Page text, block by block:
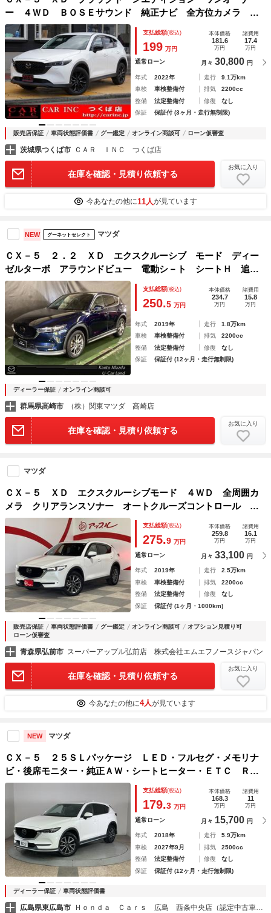
ー ４ＷＤ ＢＯＳＥサウンド 純正ナビ 全方位カメラ フ
リップダウンモニター 衝突軽減ブレーキ レーンアシスト
クリアランスソナー ブラインドスポットモニター シートヒ
ータ パワーバックドア
支払総額(税込)
199 万円
本体価格
181.6
万円
諸費用
17.4
万円
通常ローン 月々 30,800 円
年式 2022年 走行
9.1万km
車検
車検整備付 排気
2200cc
整備
法定整備付 修復
なし
保証
保証付 (3ヶ月・走行無制限)
販売店保証 車両状態評価書 グー鑑定 オンライン商談可 ローン仮審査
茨城県つくば市 ＣＡＲ ＩＮＣ つくば店
在庫を確認・見積り依頼する
お気に入り
今あなたの他に11人が見ています
NEW グーネットセレクト マツダ
ＣＸ－５ ２．２ ＸＤ エクスクルーシブ モード ディー
ゼルターボ アラウンドビュー 電動シ－ト シートＨ 追従
型クルコン クリアランスソナー １オーナー フルセグＴ
Ｖ レーンアシスト ＤＶＤ再生 Ｂｌｕｅｔｏｏｔｈ ＬＥ
Ｄ 本革シート 盗難防止装置 キーレス 記録簿
支払総額(税込)
250.5 万円
本体価格
234.7
万円
諸費用
15.8
万円
年式 2019年 走行
1.8万km
車検
車検整備付 排気
2200cc
整備
法定整備付 修復
なし
保証
保証付 (12ヶ月・走行無制限)
ディーラー保証 オンライン商談可
群馬県高崎市 （株）関東マツダ 高崎店
在庫を確認・見積り依頼する
お気に入り
マツダ
ＣＸ－５ ＸＤ エクスクルーシブモード ４ＷＤ 全周囲カ
メラ クリアランスソナー オートクルーズコントロール レ
ーンアシスト パワーシート 衝突被害軽減システム ＴＶ
オートライト ＬＥＤヘッドランプ 電動リアゲート アルミ
ホイール
支払総額(税込)
275.9 万円
本体価格
259.8
万円
諸費用
16.1
万円
通常ローン 月々 33,100 円
年式 2019年 走行
2.5万km
車検
車検整備付 排気
2200cc
整備
法定整備付 修復
なし
保証
保証付 (1ヶ月・1000km)
販売店保証 車両状態評価書 グー鑑定 オンライン商談可
オプション見積り可
ローン仮審査
青森県弘前市 スーパーアップル弘前店 株式会社エムエフノースジャパン
在庫を確認・見積り依頼する
お気に入り
今あなたの他に4人が見ています
NEW マツダ
ＣＸ－５ ２５ＳＬパッケージ ＬＥＤ・フルセグ・メモリナ
ビ・後席モニター・純正ＡＷ・シートヒーター・ＥＴＣ Ｒカ
メラ シ－トヒ－タ－ スマ－トキ－ 電動シ－ト ３６０度
ビューモニター ＤＶＤプレーヤー ＬＫＡ ＰＳ ナビ＆Ｔ
支払総額(税込)
179.3 万円
本体価格
168.3
万円
諸費用
11
万円
通常ローン 月々 15,700 円
年式 2018年 走行
5.9万km
車検
2027年9月 排気
2500cc
整備
法定整備付 修復
なし
保証
保証付 (12ヶ月・走行無制限)
ディーラー保証 車両状態評価書
広島県東広島市 Ｈｏｎｄａ Ｃａｒｓ 広島 西条中央店（認定中古車取扱店）